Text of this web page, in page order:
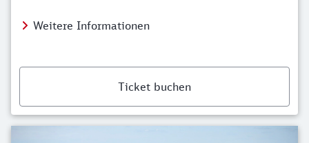
Weitere Informationen
Ticket buchen